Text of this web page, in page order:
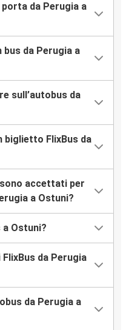
da Perugia a
bus da Perugia a
sull’autobus da
biglietto FlixBus da
accettati per
a Ostuni?
a Ostuni?
da Perugia
da Perugia a